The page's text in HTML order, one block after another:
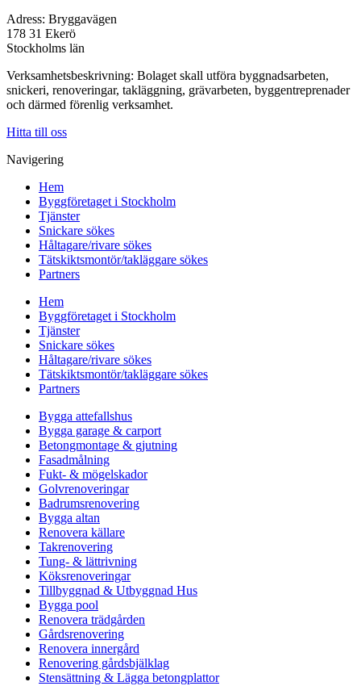
Adress: Bryggavägen
178 31 Ekerö
Stockholms län
Verksamhetsbeskrivning: Bolaget skall utföra byggnadsarbeten,
snickeri, renoveringar, takläggning, grävarbeten, byggentreprenader
och därmed förenlig verksamhet.
Hitta till oss
Navigering
Hem
Byggföretaget i Stockholm
Tjänster
Snickare sökes
Håltagare/rivare sökes
Tätskiktsmontör/takläggare sökes
Partners
Hem
Byggföretaget i Stockholm
Tjänster
Snickare sökes
Håltagare/rivare sökes
Tätskiktsmontör/takläggare sökes
Partners
Bygga attefallshus
Bygga garage & carport
Betongmontage & gjutning
Fasadmålning
Fukt- & mögelskador
Golvrenoveringar
Badrumsrenovering
Bygga altan
Renovera källare
Takrenovering
Tung- & lättrivning
Köksrenoveringar
Tillbyggnad & Utbyggnad Hus
Bygga pool
Renovera trädgården
Gårdsrenovering
Renovera innergård
Renovering gårdsbjälklag
Stensättning & Lägga betongplattor